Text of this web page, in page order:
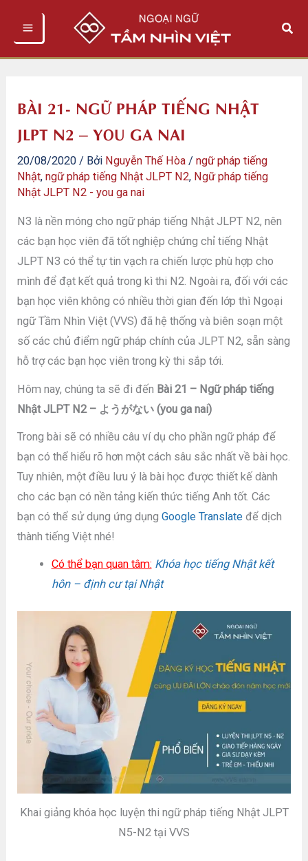
Tìm
BÀI 21- NGỮ PHÁP TIẾNG NHẬT
JLPT N2 – YOU GA NAI
20/08/2020 / Bởi Nguyễn Thế Hòa /ngữ pháp tiếng
Nhật,ngữ pháp tiếng Nhật JLPT N2, Ngữ pháp tiếng
Nhật JLPT N2 - you ga nai
N3 là nền móng cho ngữ pháp tiếng Nhật JLPT N2, nên
các bạn học viên đã tốt nghiệp chứng chỉ tiếng Nhật
JLPT N3 có thể tự tin vạch ra chiến lược phù hợp cho
mình để đạt kết quả trong kì thi N2. Ngoài ra, đối với các
bạn học viên không có nhiều thời gian đến lớp thì Ngoại
ngữ Tầm Nhìn Việt (VVS) đã hệ thống và biên soạn một
số các chủ điểm ngữ pháp chính của JLPT N2, sẵn sàng
hỗ trợ các bạn học viên trong kỳ thi sắp tới.
Hôm nay, chúng ta sẽ đi đến Bài 21 – Ngữ pháp tiếng
Nhật JLPT N2 – ようがない (you ga nai)
Trong bài sẽ có nhiều câu ví dụ cho phần ngữ pháp để
bạn có thể hiểu rõ hơn một cách sâu sắc nhất về bài học.
Tuy nhiên, một điều lưu ý là bài học được thiết kế dành
cho các bạn có nền tảng kiến thức tiếng Anh tốt. Các
bạn có thể sử dụng ứng dụngGoogle Translate để dịch
thành tiếng Việt nhé!
Có thể bạn quan tâm: Khóa học tiếng Nhật kết
hôn – định cư tại Nhật
Khai giảng khóa học luyện thi ngữ pháp tiếng Nhật JLPT
N5-N2 tại VVS